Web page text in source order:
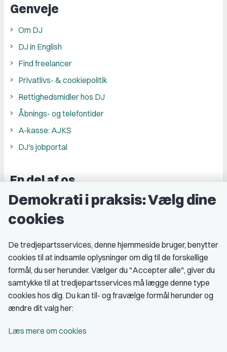
Genveje
Om DJ
DJ in English
Find freelancer
Privatlivs- & cookiepolitik
Rettighedsmidler hos DJ
Åbnings- og telefontider
A-kasse: AJKS
DJ's jobportal
En del af os
Grupper og kredse
Studenterorganisationer
Medlemskab
Fordele som medlem
Kontingent
Demokrati i praksis: Vælg dine
cookies
De tredjepartsservices, denne hjemmeside bruger, benytter
cookies til at indsamle oplysninger om dig til de forskellige
formål, du ser herunder. Vælger du "Accepter alle", giver du
samtykke til at tredjepartsservices må lægge denne type
cookies hos dig. Du kan til- og fravælge formål herunder og
ændre dit valg her:
Læs mere om cookies